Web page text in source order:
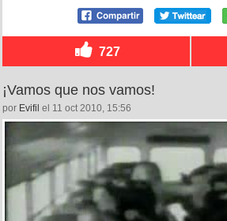
727
¡Vamos que nos vamos!
por Evifil el 11 oct 2010, 15:56